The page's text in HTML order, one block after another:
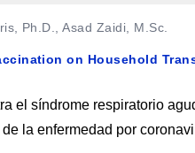
Ph.D., Asad Zaidi, M.Sc.
on Household
el síndrome respiratorio
la enfermedad por